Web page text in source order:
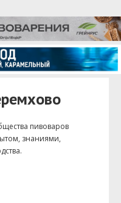
пивоваров
знаниями,